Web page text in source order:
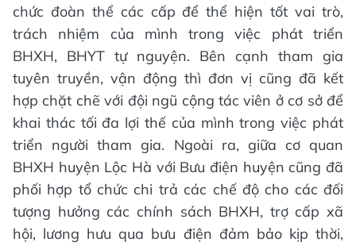
chức đoàn thể các cấp để thể hiện tốt vai trò,
trách nhiệm của mình trong việc phát triển
BHXH, BHYT tự nguyện. Bên cạnh tham gia
tuyên truyền, vận động thì đơn vị cũng đã kết
hợp chặt chẽ với đội ngũ cộng tác viên ở cơ sở để
khai thác tối đa lợi thế của mình trong việc phát
triển người tham gia. Ngoài ra, giữa cơ quan
BHXH huyện Lộc Hà với Bưu điện huyện cũng đã
phối hợp tổ chức chi trả các chế độ cho các đối
tượng hưởng các chính sách BHXH, trợ cấp xã
hội, lương hưu qua bưu điện đảm bảo kịp thời,